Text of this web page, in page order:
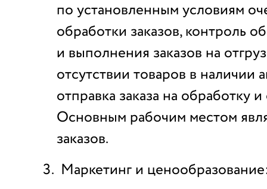
по установленным условиям
обработки заказов, контроль
и выполнения заказов на
отсутствии товаров в наличии
отправка заказа на обработку и
Основным рабочим местом
заказов.
Маркетинг и